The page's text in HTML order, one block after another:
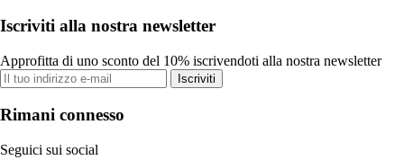
Iscriviti alla nostra newsletter
Approfitta di uno sconto del 10% iscrivendoti alla nostra newsletter
Iscriviti
Rimani connesso
Seguici sui social